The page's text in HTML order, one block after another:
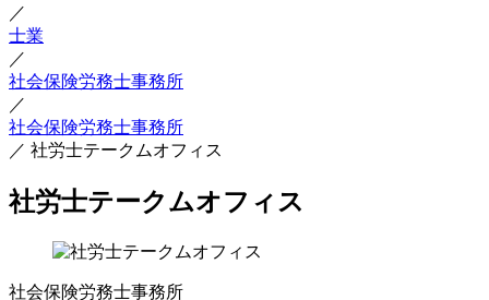
／
士業
／
社会保険労務士事務所
／
社会保険労務士事務所
／ 社労士テークムオフィス
社労士テークムオフィス
社会保険労務士事務所